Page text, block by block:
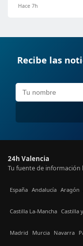
Hace 7h
Recibe las
24h Valencia
Tu fuente de información
España Andalucía Aragón
Castilla La-Mancha Castilla
Madrid Murcia Navarra